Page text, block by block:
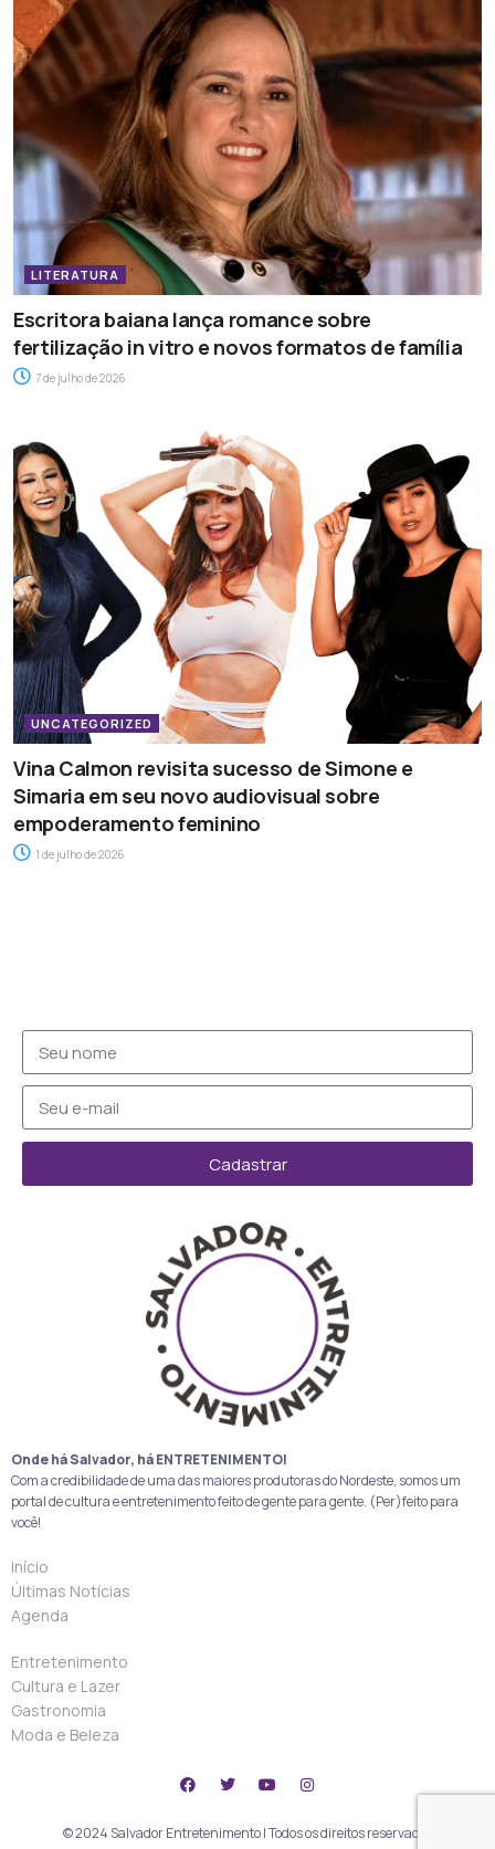
LITERATURA
Escritora baiana lança romance sobre
fertilização in vitro e novos formatos de família
7 de julho de 2026
UNCATEGORIZED
Vina Calmon revisita sucesso de Simone e
Simaria em seu novo audiovisual sobre
empoderamento feminino
1 de julho de 2026
Cadastrar
Onde há Salvador, há ENTRETENIMENTO!
Com a credibilidade de uma das maiores produtoras do Nordeste, somos um
portal de cultura e entretenimento feito de gente para gente. (Per)feito para
você!
Início
Últimas Notícias
Agenda
Entretenimento
Cultura e Lazer
Gastronomia
Moda e Beleza
© 2024 Salvador Entretenimento | Todos os direitos reservados